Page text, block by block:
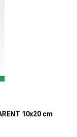
10x20 cm